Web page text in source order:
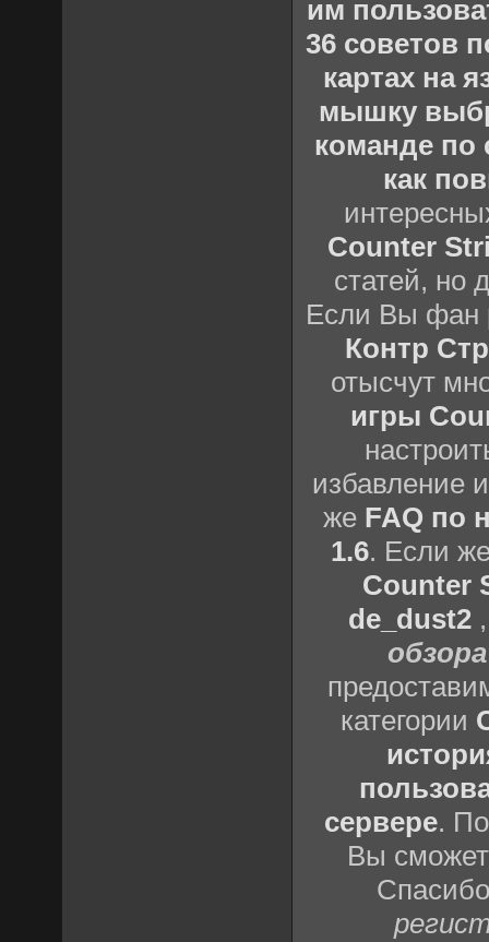
им
36 советов
картах на
мышку
команде по
как
Counter
статей, но
Если Вы фан
Контр
отысчут
игры
избавление
же FAQ по
1.6. Если
Counter
de_dust2
категории
сервере.
Вы